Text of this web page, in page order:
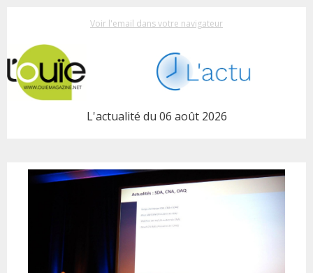
Voir l'email dans votre navigateur
L'actualité du 06 août 2026